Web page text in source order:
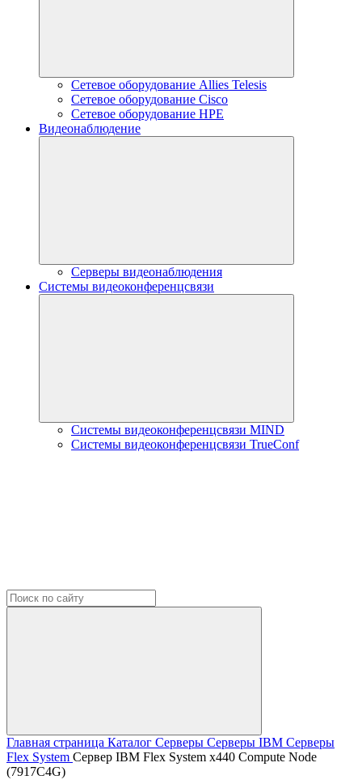
Сетевое оборудование Allies Telesis
Сетевое оборудование Cisco
Сетевое оборудование HPE
Видеонаблюдение
Серверы видеонаблюдения
Системы видеоконференцсвязи
Системы видеоконференцсвязи MIND
Системы видеоконференцсвязи TrueConf
Главная страница Каталог Серверы Серверы IBM Серверы
Flex System Сервер IBM Flex System x440 Compute Node
(7917C4G)